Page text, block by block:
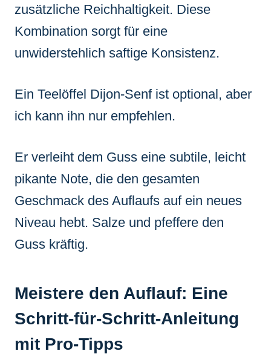
zusätzliche Reichhaltigkeit. Diese
Kombination sorgt für eine
unwiderstehlich saftige Konsistenz.
Ein Teelöffel Dijon-Senf ist optional, aber
ich kann ihn nur empfehlen.
Er verleiht dem Guss eine subtile, leicht
pikante Note, die den gesamten
Geschmack des Auflaufs auf ein neues
Niveau hebt. Salze und pfeffere den
Guss kräftig.
Meistere den Auflauf: Eine
Schritt-für-Schritt-Anleitung
mit Pro-Tipps